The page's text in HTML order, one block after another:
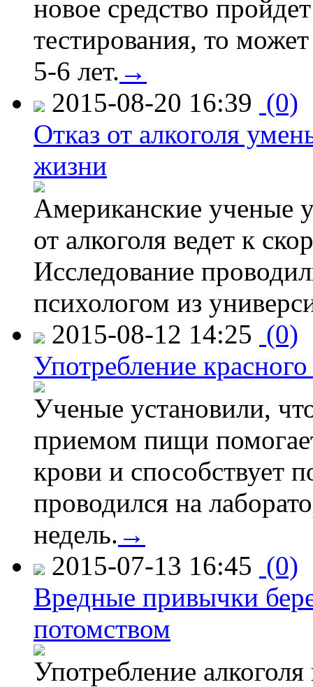
новое средство
тестирования, то
5-6 лет. →
2015-08-20 16:39 (0)
Отказ от алкоголя
жизни
Американские ученые
от алкоголя ведет к
Исследование
психологом из
2015-08-12 14:25 (0)
Употребление
Ученые установили,
приемом пищи
крови и способствует
проводился на
недель. →
2015-07-13 16:45 (0)
Вредные привычки
потомством
Употребление